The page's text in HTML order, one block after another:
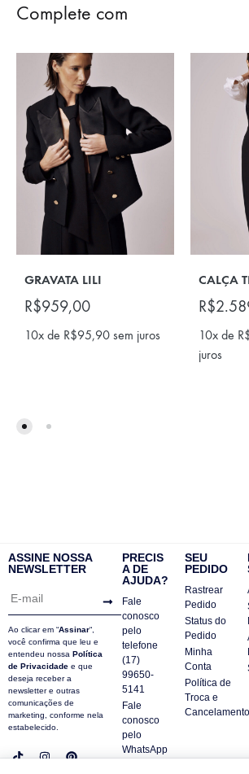
Complete com
GRAVATA LILI
R$959,00
10x de R$95,90 sem juros
CALÇA
R$
10x de
juros
ASSINE NOSSA
NEWSLETTER
Ao clicar em “Assinar“,
você confirma que leu e
entendeu nossa Política
de Privacidade e que
deseja receber a
newsletter e outras
comunicações de
marketing, conforme nela
estabelecido.
PRECIS
A DE
AJUDA?
Fale
conosco
pelo
telefone
(17)
99650-
5141
Fale
conosco
pelo
WhatsApp
SEU
PEDIDO
Rastrear
Pedido
Status do
Pedido
Minha
Conta
Política de
Troca e
Cancelamento